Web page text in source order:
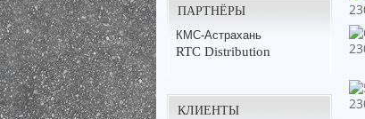
ПАРТНЁРЫ
КМС-Астрахань
RTC Distribution
КЛИЕНТЫ